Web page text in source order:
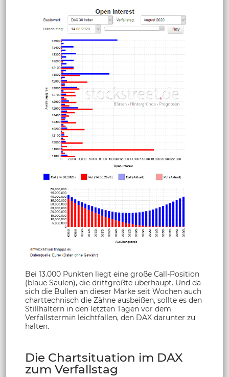
Bei 13.000 Punkten liegt eine große Call-Position
(blaue Säulen), die drittgrößte überhaupt. Und da
sich die Bullen an dieser Marke seit Wochen auch
charttechnisch die Zähne ausbeißen, sollte es den
Stillhaltern in den letzten Tagen vor dem
Verfallstermin leichtfallen, den DAX darunter zu
halten.
Die Chartsituation im DAX
zum Verfallstag